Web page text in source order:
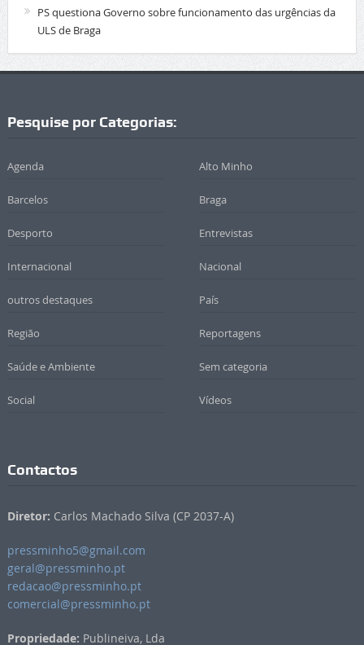
PS questiona Governo sobre funcionamento das urgências da
ULS de Braga
Pesquise por Categorias:
Agenda Alto Minho
Barcelos Braga
Desporto Entrevistas
Internacional Nacional
outros destaques País
Região Reportagens
Saúde e Ambiente Sem categoria
Social Vídeos
Contactos
Diretor: Carlos Machado Silva (CP 2037-A)
pressminho5@gmail.com
geral@pressminho.pt
redacao@pressminho.pt
comercial@pressminho.pt
Propriedade: Publineiva, Lda